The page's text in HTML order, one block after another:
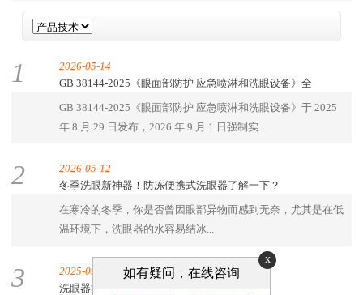
1
2026-05-14
GB 38144-2025《眼面部防护 应急喷淋和洗眼设备》全
GB 38144-2025《眼面部防护 应急喷淋和洗眼设备》于 2025
年 8 月 29 日发布，2026 年 9 月 1 日强制实...
2
2026-05-12
冬季洗眼新神器！防冻便携式洗眼器了解一下？
在寒冷的冬季，你是否曾因眼部异物而感到无奈，尤其是在低
温环境下，洗眼器的水容易结冰...
3
2025-09-01
洗眼器行业投标乱象
x
如有疑问，在线咨询